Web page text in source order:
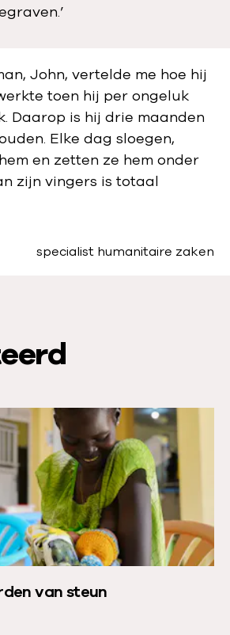
John, vertelde me hoe hij
toen hij per ongeluk
Daarop is hij drie maanden
Elke dag sloegen,
en zetten ze hem onder
zijn vingers is totaal
specialist humanitaire zaken
van steun